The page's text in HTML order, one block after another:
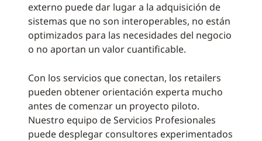
externo puede dar lugar a la adquisición de
sistemas que no son interoperables, no están
optimizados para las necesidades del negocio
o no aportan un valor cuantificable.
Con los servicios que conectan, los retailers
pueden obtener orientación experta mucho
antes de comenzar un proyecto piloto.
Nuestro equipo de Servicios Profesionales
puede desplegar consultores experimentados